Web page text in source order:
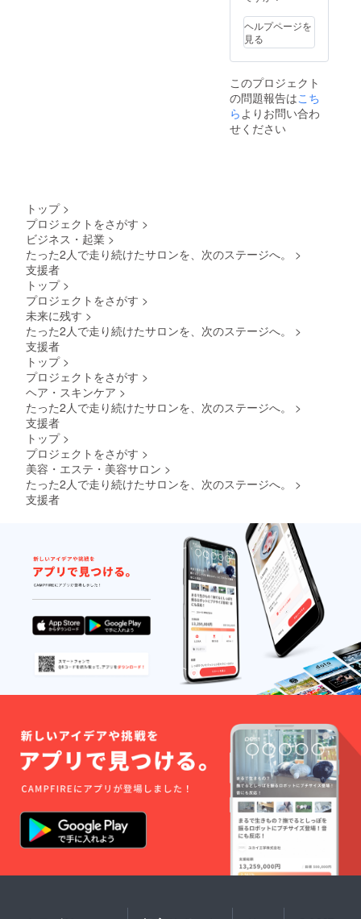
ヘルプページを
見る
このプロジェクト
の問題報告はこち
ら よりお問い合わ
せください
トップ >
プロジェクトをさがす >
ビジネス・起業 >
たった2人で走り続けたサロンを、次のステージへ。 >
支援者
トップ >
プロジェクトをさがす >
未来に残す >
たった2人で走り続けたサロンを、次のステージへ。 >
支援者
トップ >
プロジェクトをさがす >
ヘア・スキンケア >
たった2人で走り続けたサロンを、次のステージへ。 >
支援者
トップ >
プロジェクトをさがす >
美容・エステ・美容サロン >
たった2人で走り続けたサロンを、次のステージへ。 >
支援者